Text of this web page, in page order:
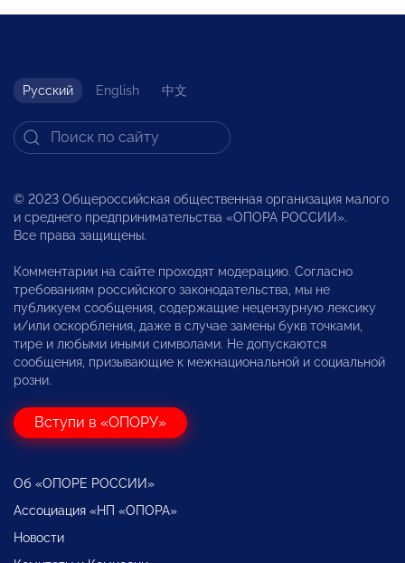
Русский English 中文
© 2023 Общероссийская общественная организация малого
и среднего предпринимательства «ОПОРА РОССИИ».
Все права защищены.
Комментарии на сайте проходят модерацию. Согласно
требованиям российского законодательства, мы не
публикуем сообщения, содержащие нецензурную лексику
и/или оскорбления, даже в случае замены букв точками,
тире и любыми иными символами. Не допускаются
сообщения, призывающие к межнациональной и социальной
розни.
Вступи в «ОПОРУ»
Об «ОПОРЕ РОССИИ»
Ассоциация «НП «ОПОРА»
Новости